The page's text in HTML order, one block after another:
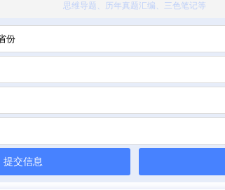
思维导题、历年真题汇编、三色笔记等
提交信息